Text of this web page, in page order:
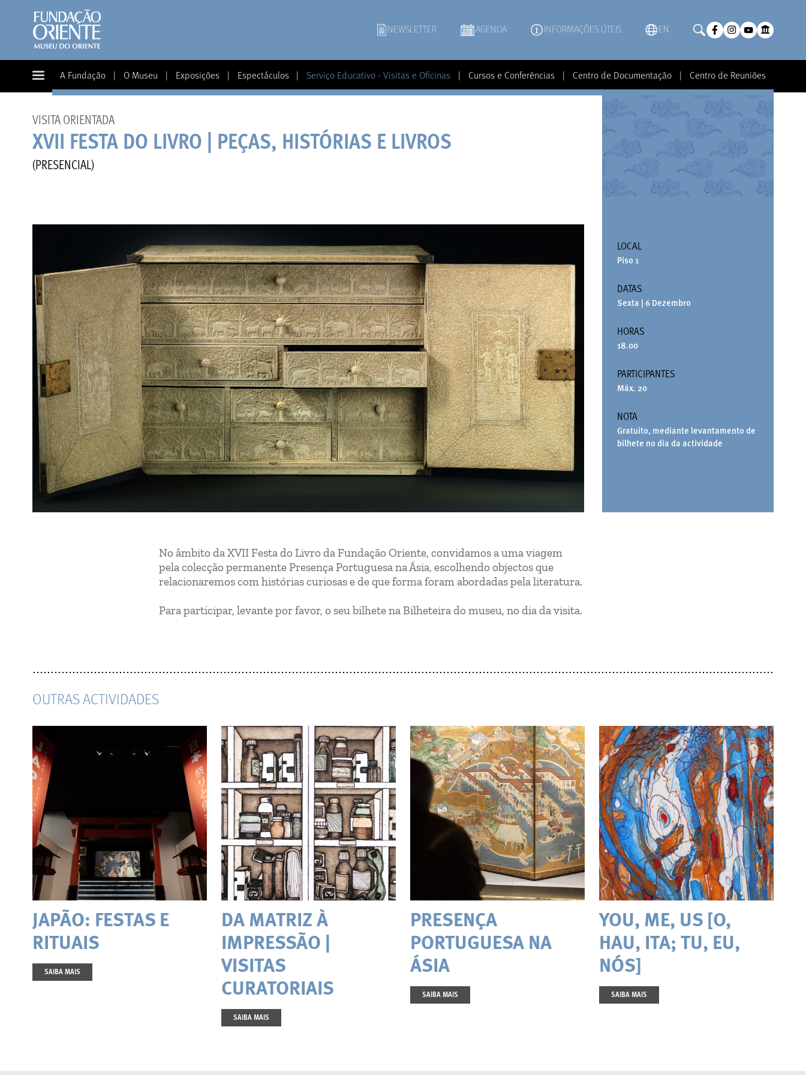
NEWSLETTER AGENDA INFORMAÇÕES ÚTEIS EN
A Fundação O Museu Exposições Espectáculos Serviço Educativo - Visitas e Oficinas Cursos e Conferências Centro de Documentação Centro de Reuniões
VISITA ORIENTADA
XVII FESTA DO LIVRO | PEÇAS, HISTÓRIAS E LIVROS
(PRESENCIAL)
LOCAL
Piso 1
DATAS
Sexta | 6 Dezembro
HORAS
18.00
PARTICIPANTES
Máx. 20
NOTA
Gratuito, mediante levantamento de
bilhete no dia da actividade
No âmbito da XVII Festa do Livro da Fundação Oriente, convidamos a uma viagem
pela colecção permanente Presença Portuguesa na Ásia, escolhendo objectos que
relacionaremos com histórias curiosas e de que forma foram abordadas pela literatura.
Para participar, levante por favor, o seu bilhete na Bilheteira do museu, no dia da visita.
OUTRAS ACTIVIDADES
JAPÃO: FESTAS E
RITUAIS
SAIBA MAIS
DA MATRIZ À
IMPRESSÃO |
VISITAS
CURATORIAIS
SAIBA MAIS
PRESENÇA
PORTUGUESA NA
ÁSIA
SAIBA MAIS
YOU, ME, US [O,
HAU, ITA; TU, EU,
NÓS]
SAIBA MAIS